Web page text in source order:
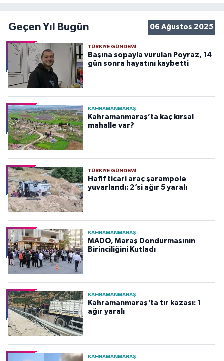
Geçen Yıl Bugün 06 Ağustos 2025
TÜRKIYE GÜNDEMI
Başına sopayla vurulan Poyraz, 14
gün sonra hayatını kaybetti
KAHRAMANMARAŞ
Kahramanmaraş’ta kaç kırsal
mahalle var?
TÜRKIYE GÜNDEMI
Hafif ticari araç şarampole
yuvarlandı: 2’si ağır 5 yaralı
KAHRAMANMARAŞ
MADO, Maraş Dondurmasının
Birinciliğini Kutladı
KAHRAMANMARAŞ
Kahramanmaraş'ta tır kazası: 1
ağır yaralı
KAHRAMANMARAŞ